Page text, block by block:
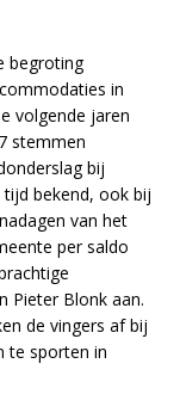
begroting
in
volgende jaren
stemmen
bij
tijd bekend, ook bij
van het
per saldo
Pieter Blonk aan.
de vingers af bij
te sporten in